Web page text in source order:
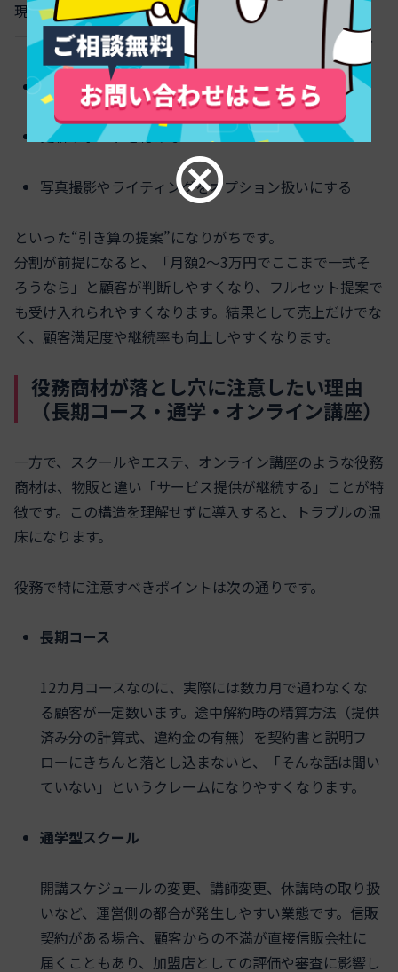
現場で特にインパクトが大きいのは「提案の幅」です。
一括しかないと、営業は最初から顧客の予算に遠慮して、
SEO対策を削る
更新サポートを付けない
写真撮影やライティングをオプション扱いにする
といった“引き算の提案”になりがちです。
分割が前提になると、「月額2〜3万円でここまで一式そ
ろうなら」と顧客が判断しやすくなり、フルセット提案で
も受け入れられやすくなります。結果として売上だけでな
く、顧客満足度や継続率も向上しやすくなります。
役務商材が落とし穴に注意したい理由
（長期コース・通学・オンライン講座）
一方で、スクールやエステ、オンライン講座のような役務
商材は、物販と違い「サービス提供が継続する」ことが特
徴です。この構造を理解せずに導入すると、トラブルの温
床になります。
役務で特に注意すべきポイントは次の通りです。
長期コース
12カ月コースなのに、実際には数カ月で通わなくな
る顧客が一定数います。途中解約時の精算方法（提供
済み分の計算式、違約金の有無）を契約書と説明フ
ローにきちんと落とし込まないと、「そんな話は聞い
ていない」というクレームになりやすくなります。
通学型スクール
開講スケジュールの変更、講師変更、休講時の取り扱
いなど、運営側の都合が発生しやすい業態です。信販
契約がある場合、顧客からの不満が直接信販会社に
届くこともあり、加盟店としての評価や審査に影響し